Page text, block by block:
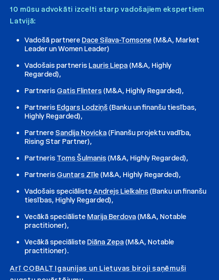
10 mūsu advokāti izcelti starp vadošajiem ekspertiem
Latvijā:
Vadošā partnere Dace Silava-Tomsone (M&A, Market
Leader un Women Leader)
Vadošais partneris Lauris Liepa (M&A, Highly
Regarded),
Partneris Gatis Flinters (M&A, Highly Regarded),
Partneris Edgars Lodziņš (Banku un finanšu tiesības,
Highly Regarded),
Partnere Sandija Novicka (Finanšu projektu vadība,
Rising Star Partner),
Partneris Toms Šulmanis (M&A, Highly Regarded),
Partneris Guntars Zīle (M&A, Highly Regarded),
Vadošais speciālistsAndrejs Lielkalns (Banku un finanšu
tiesības, Highly Regarded),
Vecākā speciāliste Marija Berdova (M&A, Notable
practitioner),
Vecākā speciāliste Diāna Zepa (M&A, Notable
practitioner).
Arī COBALT Igaunijas un Lietuvas biroji saņēmuši